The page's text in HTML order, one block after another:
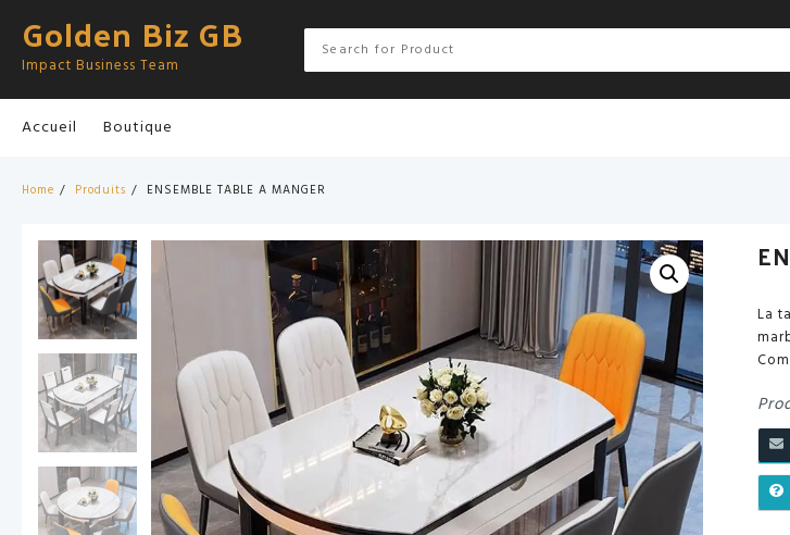
contentGolden Biz GB
Impact Business Team
Accueil Boutique
Home Produits ENSEMBLE TABLE A MANGER
La